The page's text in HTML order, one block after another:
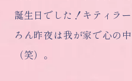
誕生日でした！キティラ
ろん昨夜は我が家で心の
（笑）。